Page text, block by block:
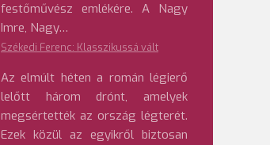
festőművész emlékére. A Nagy
Imre, Nagy…
Székedi Ferenc: Klasszikussá vált
Az elmúlt héten a román légierő
lelőtt három drónt, amelyek
megsértették az ország légterét.
Ezek közül az egyikről biztosan